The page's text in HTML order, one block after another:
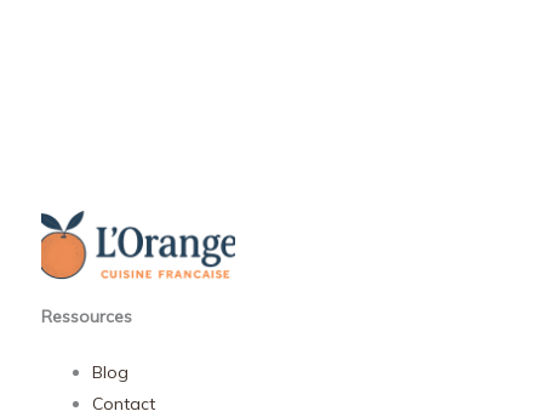
Ressources
Blog
Contact